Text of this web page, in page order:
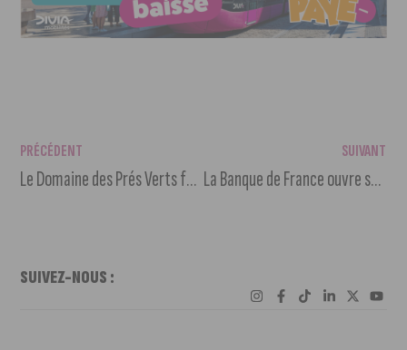
PRÉCÉDENT
Le Domaine des Prés Verts fait la Une du Parisien
SUIVANT
La Banque de France ouvre son jardin au public
SUIVEZ-NOUS :